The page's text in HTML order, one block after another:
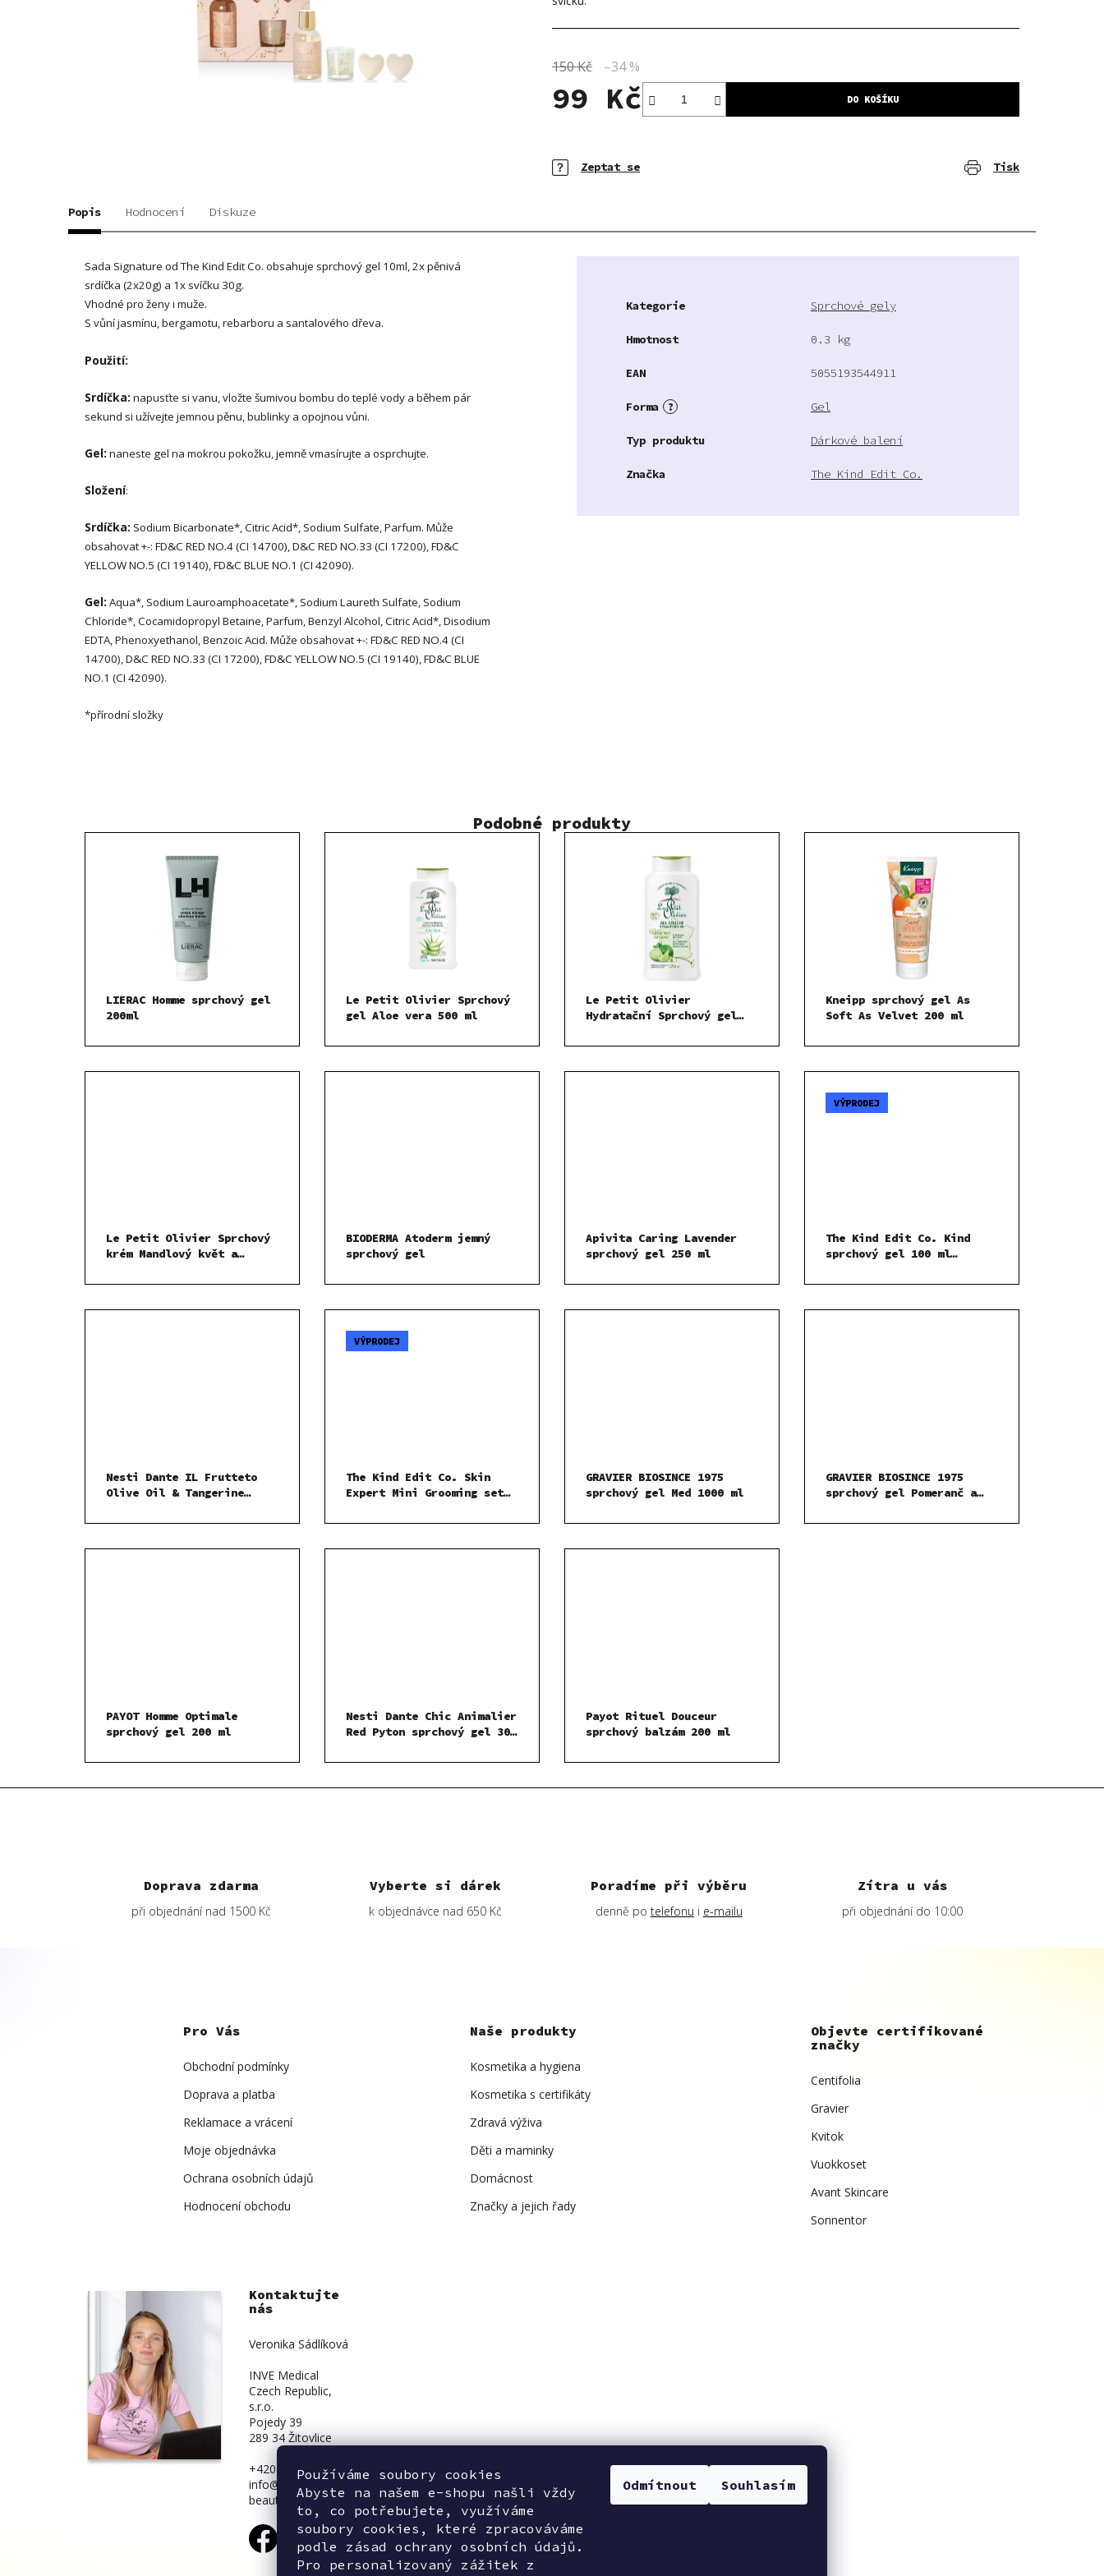
Používáme soubory cookies
Abyste na našem e-shopu našli vždy
to, co potřebujete, využíváme
soubory cookies, které zpracováváme
podle zásad ochrany osobních údajů.
Pro personalizovaný zážitek z
Odmítnout Souhlasím
hvězdiček.
150 Kč –34 %
99 Kč DO KOŠÍKU
Tisk
Zeptat se
Doprava zdarma
při objednání nad 1500 Kč
Vyberte si dárek
k objednávce nad 650 Kč
Poradíme při výběru
denně po telefonu i e-mailu
Zítra u vás
při objednání do 10:00
Popis Hodnocení Diskuze
Sada Signature od The Kind Edit Co. obsahuje sprchový gel 10ml, 2x pěnivá
srdíčka (2x20g) a 1x svíčku 30g.
Vhodné pro ženy i muže.
S vůní jasmínu, bergamotu, rebarboru a santalového dřeva.
Použití:
Srdíčka: napusťte si vanu, vložte šumivou bombu do teplé vody a během pár
sekund si užívejte jemnou pěnu, bublinky a opojnou vůni.
Gel: naneste gel na mokrou pokožku, jemně vmasírujte a osprchujte.
Složení:
Srdíčka: Sodium Bicarbonate*, Citric Acid*, Sodium Sulfate, Parfum. Může
obsahovat +-: FD&C RED NO.4 (CI 14700), D&C RED NO.33 (CI 17200), FD&C
YELLOW NO.5 (CI 19140), FD&C BLUE NO.1 (CI 42090).
Gel: Aqua*, Sodium Lauroamphoacetate*, Sodium Laureth Sulfate, Sodium
Chloride*, Cocamidopropyl Betaine, Parfum, Benzyl Alcohol, Citric Acid*, Disodium
EDTA, Phenoxyethanol, Benzoic Acid. Může obsahovat +-: FD&C RED NO.4 (CI
14700), D&C RED NO.33 (CI 17200), FD&C YELLOW NO.5 (CI 19140), FD&C BLUE
NO.1 (CI 42090).
*přírodní složky
Kategorie Sprchové gely
Hmotnost 0.3 kg
EAN 5055193544911
?
Forma Gel
Typ produktu Dárkové balení
Značka The Kind Edit Co.
Podobné produkty
LIERAC Homme sprchový gel
200ml
Le Petit Olivier Sprchový
gel Aloe vera 500 ml
Le Petit Olivier
Hydratační Sprchový gel
Kneipp sprchový gel As
Soft As Velvet 200 ml
Le Petit Olivier Sprchový
krém Mandlový květ a
BIODERMA Atoderm jemný
sprchový gel
Apivita Caring Lavender
sprchový gel 250 ml
VÝPRODEJ
The Kind Edit Co. Kind
sprchový gel 100 ml
Nesti Dante IL Frutteto
Olive Oil & Tangerine
VÝPRODEJ
The Kind Edit Co. Skin
Expert Mini Grooming set
sada
GRAVIER BIOSINCE 1975
sprchový gel Med 1000 ml
GRAVIER BIOSINCE 1975
sprchový gel Pomeranč a
PAYOT Homme Optimale
sprchový gel 200 ml
Nesti Dante Chic Animalier
Red Pyton sprchový gel 300
Animalier Red Pyton mýdlo
Payot Rituel Douceur
sprchový balzám 200 ml
Pro Vás
Obchodní podmínky
Doprava a platba
Reklamace a vrácení
Moje objednávka
Ochrana osobních údajů
Hodnocení obchodu
Naše produkty
Kosmetika a hygiena
Kosmetika s certifikáty
Zdravá výživa
Děti a maminky
Domácnost
Značky a jejich řady
Objevte certifikované
značky
Centifolia
Gravier
Kvitok
Vuokkoset
Avant Skincare
Sonnentor
Kontaktujte
nás
Veronika Sádlíková
INVE Medical
Czech Republic,
s.r.o.
Pojedy 39
289 34 Žitovlice
+420 734 839 831
info@inve-
beauty.cz